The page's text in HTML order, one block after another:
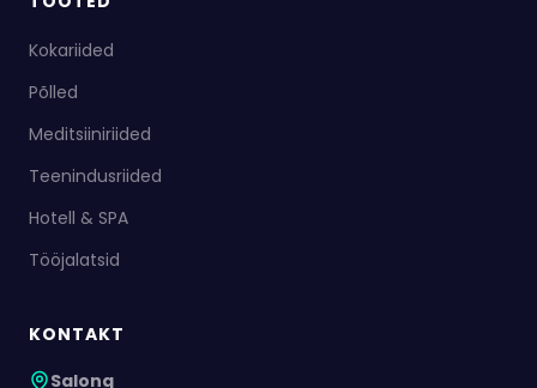
Kokariided
Põlled
Meditsiiniriided
Teenindusriided
Hotell & SPA
Tööjalatsid
KONTAKT
Salong